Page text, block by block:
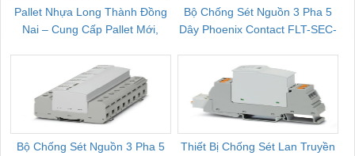
Pallet Nhựa Long Thành Đồng
Nai – Cung Cấp Pallet Mới,
Bộ Chống Sét Nguồn 3 Pha 5
Dây Phoenix Contact FLT-SEC-
Bộ Chống Sét Nguồn 3 Pha 5
Thiết Bị Chống Sét Lan Truyền